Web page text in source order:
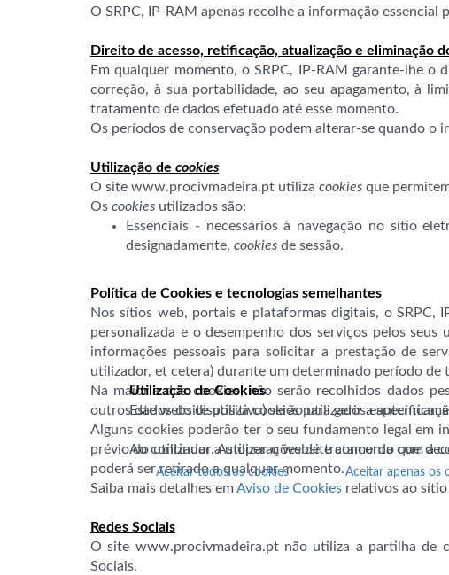
O SRPC, IP-RAM apenas recolhe a informação
Direito de acesso, retificação, atualização e eliminação
Em qualquer momento, o SRPC, IP-RAM garante-lhe
correção, à sua portabilidade, ao seu apagamento, à
tratamento de dados efetuado até esse momento.
Os períodos de conservação podem alterar-se quando
Utilização de cookies
O site www.procivmadeira.pt utiliza cookies que
Os cookies utilizados são:
Essenciais - necessários à navegação no sítio
designadamente, cookies de sessão.
Política de Cookies e tecnologias semelhantes
Nos sítios web, portais e plataformas digitais, o SRPC,
personalizada e o desempenho dos serviços pelos
informações pessoais para solicitar a prestação de
utilizador, et cetera) durante um determinado período de
Na maioria dos cookies, não serão recolhidos dados
outros dados do dispositivo) serão utilizados
Alguns cookies poderão ter o seu fundamento legal em
prévio do utilizador. As operações de tratamento que
poderá ser retirado a qualquer momento.
Saiba mais detalhes em Aviso de Cookies relativos ao
Redes Sociais
O site www.procivmadeira.pt não utiliza a partilha de
Sociais.
Utilização de Cookies
Este website utiliza cookies para gerir a
Ao continuar a utilizar o website concorda com a
Aceitar todos os cookies Aceitar apenas os